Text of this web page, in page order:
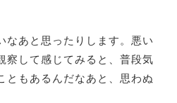
なあと思ったりします。悪い
察して感じてみると、普段気
ともあるんだなあと、思わぬ